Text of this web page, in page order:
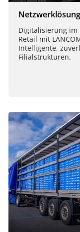
Digitalisierung im
Retail mit
Intelligente,
Filialstrukturen.